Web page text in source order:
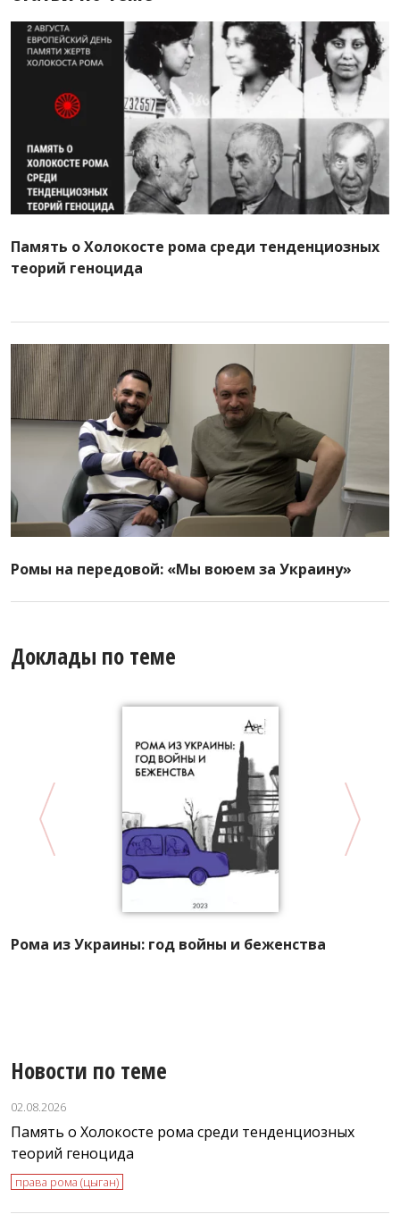
Память о Холокосте рома среди тенденциозных
теорий геноцида
Ромы на передовой: «Мы воюем за Украину»
Доклады по теме
Рома из Украины: год войны и беженства
Новости по теме
02.08.2026
Память о Холокосте рома среди тенденциозных
теорий геноцида
права рома (цыган)